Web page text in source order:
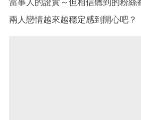
當事人的證實～但相信聽到的粉絲
兩人戀情越來越穩定感到開心吧？